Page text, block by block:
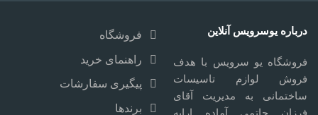
درباره یوسرویس آنلاین
فروشگاه یو سرویس با هدف
فروش لوازم تاسیسات
ساختمانی به مدیریت آقای
فرزان حاتمی آماده ارایه
فروشگاه
راهنمای خرید
پیگیری سفارشات
برندها